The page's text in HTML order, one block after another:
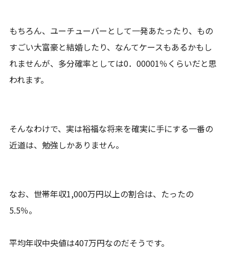
もちろん、ユーチューバーとして一発あたったり、もの
すごい大富豪と結婚したり、なんてケースもあるかもし
れませんが、多分確率としては0．00001％くらいだと思
われます。
そんなわけで、実は裕福な将来を確実に手にする一番の
近道は、勉強しかありません。
なお、世帯年収1,000万円以上の割合は、たったの
5.5％。
平均年収中央値は407万円なのだそうです。